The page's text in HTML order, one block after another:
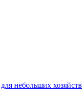
небольших хозяйств